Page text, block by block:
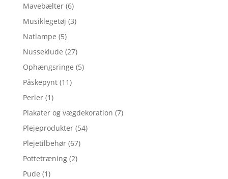
Mavebælter (6)
Musiklegetøj (3)
Natlampe (5)
Nusseklude (27)
Ophængsringe (5)
Påskepynt (11)
Perler (1)
Plakater og vægdekoration (7)
Plejeprodukter (54)
Plejetilbehør (67)
Pottetræning (2)
Pude (1)